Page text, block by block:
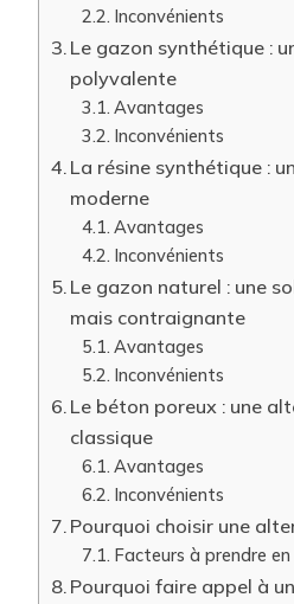
Inconvénients
Le gazon synthétique :
polyvalente
Avantages
Inconvénients
La résine synthétique :
moderne
Avantages
Inconvénients
Le gazon naturel : une
mais contraignante
Avantages
Inconvénients
Le béton poreux : une
classique
Avantages
Inconvénients
Pourquoi choisir une
Facteurs à prendre
Pourquoi faire appel à